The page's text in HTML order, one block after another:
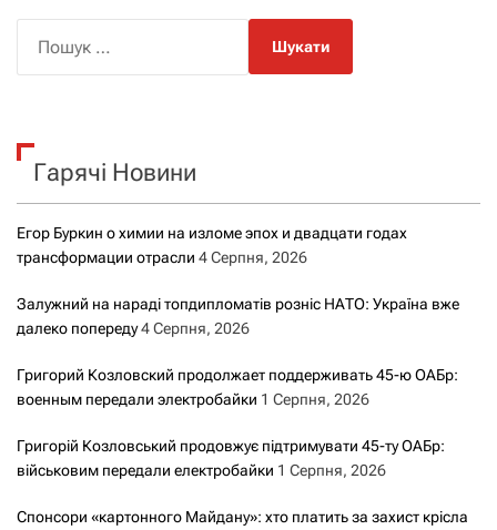
к
Гарячі Новини
Егор Буркин о химии на изломе эпох и двадцати годах
трансформации отрасли 4 Серпня, 2026
Залужний на нараді топдипломатів розніс НАТО: Україна вже
далеко попереду4 Серпня, 2026
Григорий Козловский продолжает поддерживать 45-ю ОАБр:
военным передали электробайки 1 Серпня, 2026
Григорій Козловський продовжує підтримувати 45-ту ОАБр:
військовим передали електробайки 1 Серпня, 2026
Спонсори «картонного Майдану»: хто платить за захист крісла